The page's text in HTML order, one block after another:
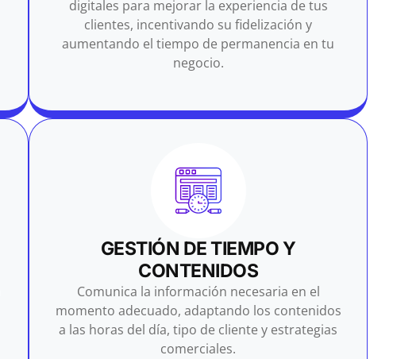
digitales para mejorar la experiencia de tus
clientes, incentivando su fidelización y
aumentando el tiempo de permanencia en tu
negocio.
GESTIÓN DE TIEMPO Y
CONTENIDOS
Comunica la información necesaria en el
momento adecuado, adaptando los contenidos
a las horas del día, tipo de cliente y estrategias
comerciales.